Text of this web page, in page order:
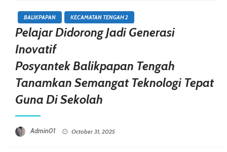
BALIKPAPAN KECAMATAN TENGAH 2
Pelajar Didorong Jadi Generasi
Inovatif
Posyantek Balikpapan Tengah
Tanamkan Semangat Teknologi Tepat
Guna Di Sekolah
Admin01 October 31, 2025